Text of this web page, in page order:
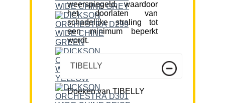
weerspiegeld, waardoor
het doorlaten van
schadelijke straling tot
een minimum beperkt
wordt.
TIBELLY
Doeken van TIBELLY